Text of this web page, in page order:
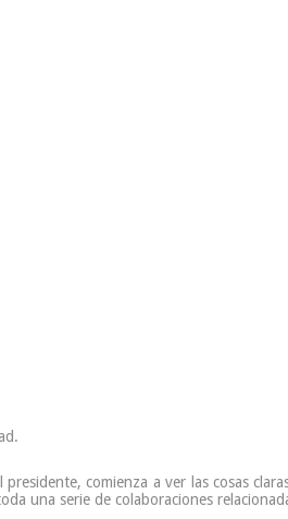
presidente, comienza a ver las cosas
una serie de colaboraciones